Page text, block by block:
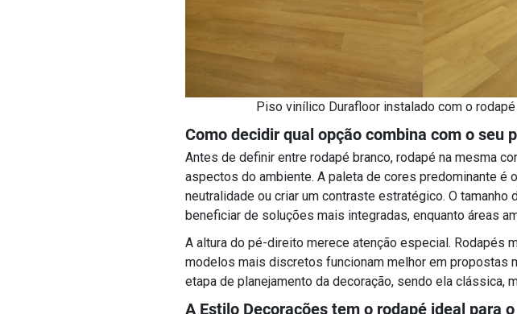
Piso vinílico Durafloor instalado com o
Como decidir qual opção combina com o seu
Antes de definir entre rodapé branco, rodapé na mesma
aspectos do ambiente. A paleta de cores predominante é
neutralidade ou criar um contraste estratégico. O
beneficiar de soluções mais integradas, enquanto áreas
A altura do pé-direito merece atenção especial. Rodapés
modelos mais discretos funcionam melhor em propostas
etapa de planejamento da decoração, sendo ela clássica,
A Estilo Decorações tem o rodapé ideal para